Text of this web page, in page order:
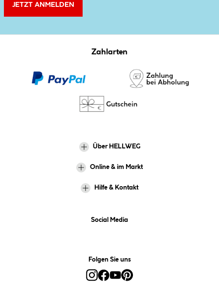
JETZT ANMELDEN
Zahlarten
Über HELLWEG
Online & im Markt
Hilfe & Kontakt
Social Media
Folgen Sie uns